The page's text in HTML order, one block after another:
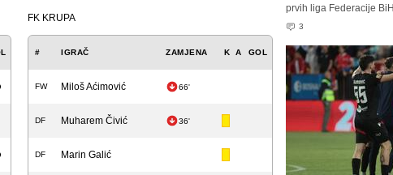
FK KRUPA
# IGRAČ ZAMJENA K A GOL
FW Miloš Aćimović 66'
DF Muharem Čivić 36'
DF Marin Galić
prvih liga Federacije
3